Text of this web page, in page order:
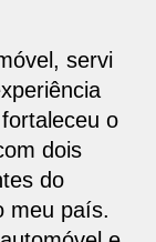
servi
o
dois
do
meu país.